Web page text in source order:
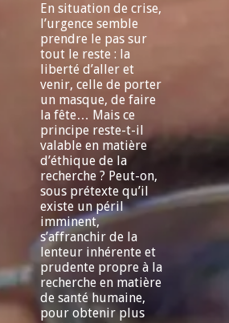
En situation de crise,
l’urgence semble
prendre le pas sur
tout le reste : la
liberté d’aller et
venir, celle de porter
un masque, de faire
la fête… Mais ce
principe reste-t-il
valable en matière
d’éthique de la
recherche ? Peut-on,
sous prétexte qu’il
existe un péril
imminent,
s’affranchir de la
lenteur inhérente et
prudente propre à la
recherche en matière
de santé humaine,
pour obtenir plus